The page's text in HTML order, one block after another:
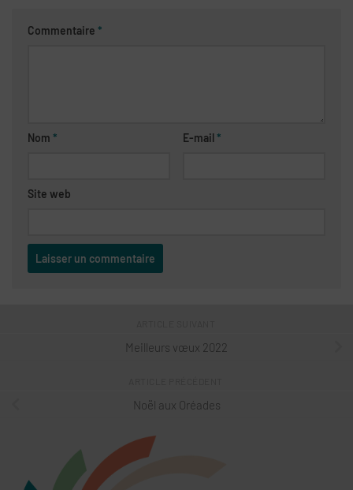
Commentaire *
Nom * E-mail*
Site web
Meilleurs vœux 2022
Noël aux Oréades